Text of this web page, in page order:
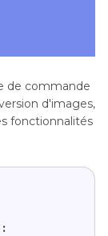
de commande
d'images,
fonctionnalités